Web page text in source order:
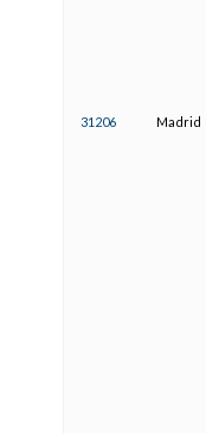
31206 Madrid